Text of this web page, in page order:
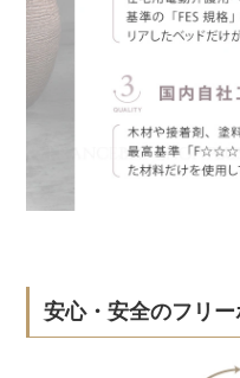
安心・安全のフリ